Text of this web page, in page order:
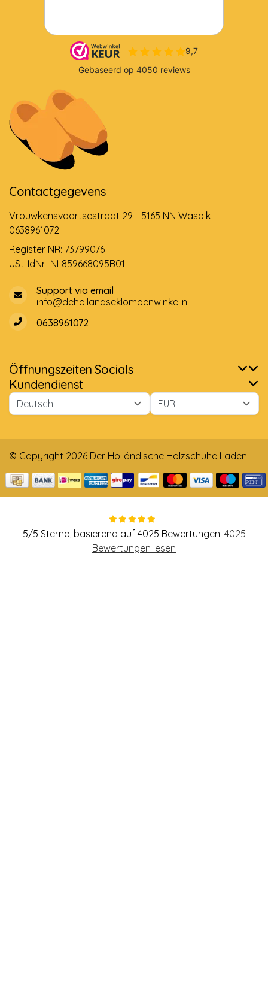
Contactgegevens
Vrouwkensvaartsestraat 29 - 5165 NN Waspik
0638961072
Register NR: 73799076
USt-IdNr.: NL859668095B01
Support via email
info@dehollandseklompenwinkel.nl
0638961072
Öffnungszeiten Socials
Kundendienst
© Copyright 2026 Der Holländische Holzschuhe Laden
5/5 Sterne, basierend auf 4025 Bewertungen. 4025
Bewertungen lesen